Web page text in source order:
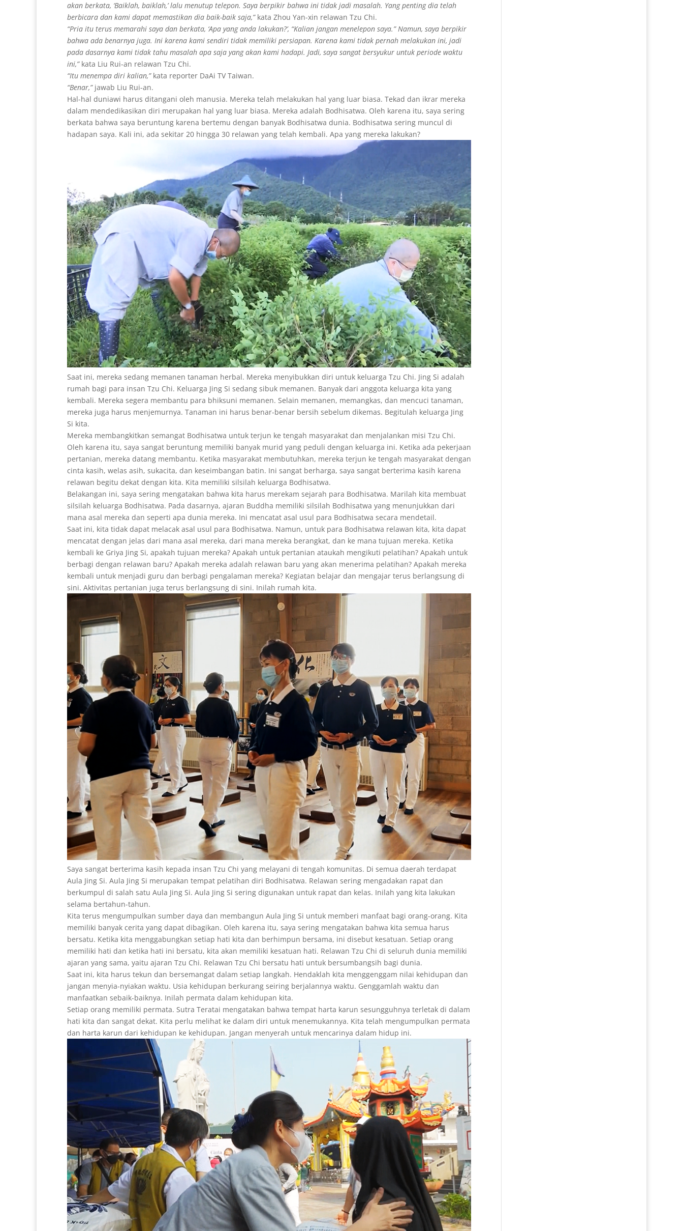
akan berkata, ‘Baiklah, baiklah,’ lalu menutup telepon. Saya berpikir bahwa ini tidak jadi masalah. Yang penting dia telah
berbicara dan kami dapat memastikan dia baik-baik saja,”kata Zhou Yan-xin relawan Tzu Chi.
“Pria itu terus memarahi saya dan berkata, ‘Apa yang anda lakukan?’, “Kalian jangan menelepon saya.” Namun, saya berpikir
bahwa ada benarnya juga. Ini karena kami sendiri tidak memiliki persiapan. Karena kami tidak pernah melakukan ini, jadi
pada dasarnya kami tidak tahu masalah apa saja yang akan kami hadapi. Jadi, saya sangat bersyukur untuk periode waktu
ini,”kata Liu Rui-an relawan Tzu Chi.
“Itu menempa diri kalian,” kata reporter DaAi TV Taiwan.
“Benar,” jawab Liu Rui-an.
Hal-hal duniawi harus ditangani oleh manusia. Mereka telah melakukan hal yang luar biasa. Tekad dan ikrar mereka
dalam mendedikasikan diri merupakan hal yang luar biasa. Mereka adalah Bodhisatwa. Oleh karena itu, saya sering
berkata bahwa saya beruntung karena bertemu dengan banyak Bodhisatwa dunia. Bodhisatwa sering muncul di
hadapan saya. Kali ini, ada sekitar 20 hingga 30 relawan yang telah kembali. Apa yang mereka lakukan?
Saat ini, mereka sedang memanen tanaman herbal. Mereka menyibukkan diri untuk keluarga Tzu Chi. Jing Si adalah
rumah bagi para insan Tzu Chi. Keluarga Jing Si sedang sibuk memanen. Banyak dari anggota keluarga kita yang
kembali. Mereka segera membantu para bhiksuni memanen. Selain memanen, memangkas, dan mencuci tanaman,
mereka juga harus menjemurnya. Tanaman ini harus benar-benar bersih sebelum dikemas. Begitulah keluarga Jing
Si kita.
Mereka membangkitkan semangat Bodhisatwa untuk terjun ke tengah masyarakat dan menjalankan misi Tzu Chi.
Oleh karena itu, saya sangat beruntung memiliki banyak murid yang peduli dengan keluarga ini. Ketika ada pekerjaan
pertanian, mereka datang membantu. Ketika masyarakat membutuhkan, mereka terjun ke tengah masyarakat dengan
cinta kasih, welas asih, sukacita, dan keseimbangan batin. Ini sangat berharga, saya sangat berterima kasih karena
relawan begitu dekat dengan kita. Kita memiliki silsilah keluarga Bodhisatwa.
Belakangan ini, saya sering mengatakan bahwa kita harus merekam sejarah para Bodhisatwa. Marilah kita membuat
silsilah keluarga Bodhisatwa. Pada dasarnya, ajaran Buddha memiliki silsilah Bodhisatwa yang menunjukkan dari
mana asal mereka dan seperti apa dunia mereka. Ini mencatat asal usul para Bodhisatwa secara mendetail.
Saat ini, kita tidak dapat melacak asal usul para Bodhisatwa. Namun, untuk para Bodhisatwa relawan kita, kita dapat
mencatat dengan jelas dari mana asal mereka, dari mana mereka berangkat, dan ke mana tujuan mereka. Ketika
kembali ke Griya Jing Si, apakah tujuan mereka? Apakah untuk pertanian ataukah mengikuti pelatihan? Apakah untuk
berbagi dengan relawan baru? Apakah mereka adalah relawan baru yang akan menerima pelatihan? Apakah mereka
kembali untuk menjadi guru dan berbagi pengalaman mereka? Kegiatan belajar dan mengajar terus berlangsung di
sini. Aktivitas pertanian juga terus berlangsung di sini. Inilah rumah kita.
Saya sangat berterima kasih kepada insan Tzu Chi yang melayani di tengah komunitas. Di semua daerah terdapat
Aula Jing Si. Aula Jing Si merupakan tempat pelatihan diri Bodhisatwa. Relawan sering mengadakan rapat dan
berkumpul di salah satu Aula Jing Si. Aula Jing Si sering digunakan untuk rapat dan kelas. Inilah yang kita lakukan
selama bertahun-tahun.
Kita terus mengumpulkan sumber daya dan membangun Aula Jing Si untuk memberi manfaat bagi orang-orang. Kita
memiliki banyak cerita yang dapat dibagikan. Oleh karena itu, saya sering mengatakan bahwa kita semua harus
bersatu. Ketika kita menggabungkan setiap hati kita dan berhimpun bersama, ini disebut kesatuan. Setiap orang
memiliki hati dan ketika hati ini bersatu, kita akan memiliki kesatuan hati. Relawan Tzu Chi di seluruh dunia memiliki
ajaran yang sama, yaitu ajaran Tzu Chi. Relawan Tzu Chi bersatu hati untuk bersumbangsih bagi dunia.
Saat ini, kita harus tekun dan bersemangat dalam setiap langkah. Hendaklah kita menggenggam nilai kehidupan dan
jangan menyia-nyiakan waktu. Usia kehidupan berkurang seiring berjalannya waktu. Genggamlah waktu dan
manfaatkan sebaik-baiknya. Inilah permata dalam kehidupan kita.
Setiap orang memiliki permata. Sutra Teratai mengatakan bahwa tempat harta karun sesungguhnya terletak di dalam
hati kita dan sangat dekat. Kita perlu melihat ke dalam diri untuk menemukannya. Kita telah mengumpulkan permata
dan harta karun dari kehidupan ke kehidupan. Jangan menyerah untuk mencarinya dalam hidup ini.